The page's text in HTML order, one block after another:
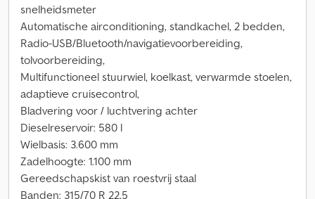
snelheidsmeter
Automatische airconditioning, standkachel, 2 bedden,
Radio-USB/Bluetooth/navigatievoorbereiding,
tolvoorbereiding,
Multifunctioneel stuurwiel, koelkast, verwarmde stoelen,
adaptieve cruisecontrol,
Bladvering voor / luchtvering achter
Dieselreservoir: 580 l
Wielbasis: 3.600 mm
Zadelhoogte: 1.100 mm
Gereedschapskist van roestvrij staal
Banden: 315/70 R 22,5